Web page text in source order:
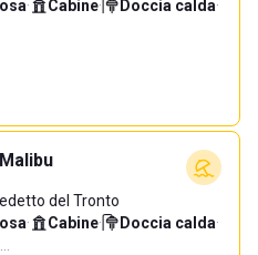
· Cabine· Doccia calda·
del Tronto
· Cabine· Doccia calda·